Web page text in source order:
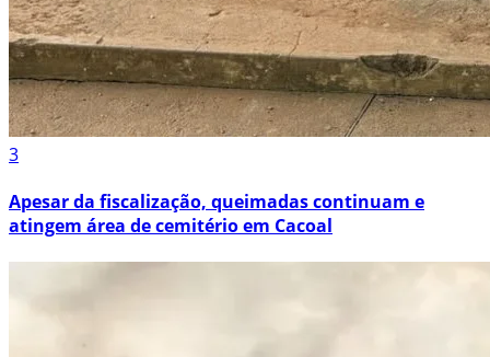
3
Apesar da fiscalização, queimadas continuam e
atingem área de cemitério em Cacoal